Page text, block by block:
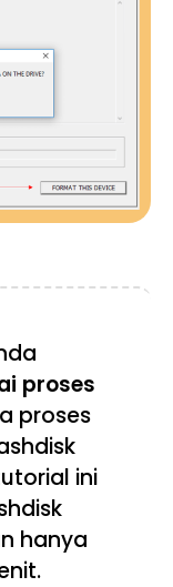
proses
proses
ini
hanya